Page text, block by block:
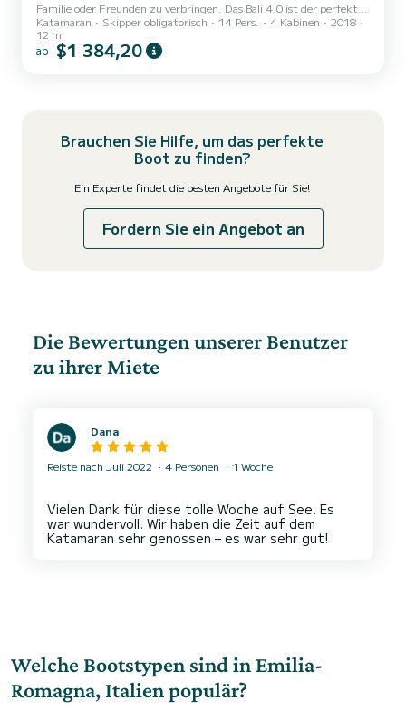
Familie oder Freunden zu verbringen. Das Bali 4.0 ist der perfekte
Katamaran für wöchentliche Kreuzfahrten. Seine Ausstattung
ermöglicht lange Fahrten in perfektem Komfort. Mit jeder Art von
Ausrüstung für mehr Sicherheit auf See bietet es unseren Kunden
Katamaran Skipper obligatorisch 14 Pers. 4 Kabinen
2018
12 m
ab $1 384,20
Brauchen Sie Hilfe, um das perfekte
Boot zu finden?
Ein Experte findet die besten Angebote für Sie!
Fordern Sie ein Angebot an
Die Bewertungen unserer Benutzer
zu ihrer Miete
Dana
Reiste nach Juli 2022 4 Personen 1 Woche
Vielen Dank für diese tolle Woche auf See. Es
war wundervoll. Wir haben die Zeit auf dem
Welche Bootstypen sind in Emilia-
Romagna, Italien populär?